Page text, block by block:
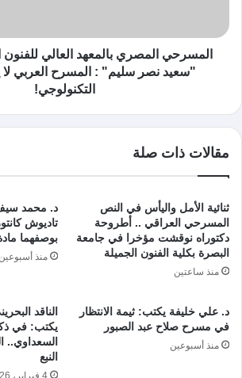
المسرحي المصري بالمعهد العالي للفنون
"سعيد نصر سليم" : المسرح العربي لا
التكنولوجي!
مقالات ذات صلة
ثنائية الأمل واليأس في النص
المسرحي العراقي .. أطروحة
دكتوراه نوقشت مؤخرا في جامعة
البصرة بكلية الفنون الجميلة
منذ ساعتين
د. محمد
تاديوش
بوصفهما
منذ أسبوعين
د. علي خليفة يكتب: ثيمة الانتظار
في مسرح صلاح عبد الصبور
منذ أسبوعين
الناقد
يكتب: في
السعداوي..
النبع